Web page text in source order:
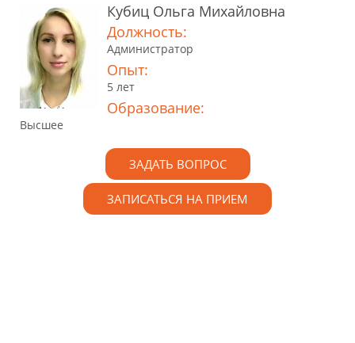
Кубиц Ольга Михайловна
Должность:
Администратор
Опыт:
5 лет
Образование:
Высшее
ЗАДАТЬ ВОПРОС
ЗАПИСАТЬСЯ НА ПРИЕМ